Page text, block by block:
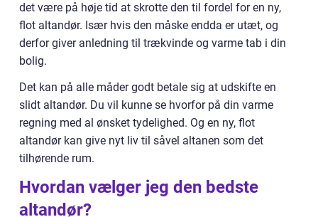
det være på høje tid at skrotte den til fordel for en ny,
flot altandør. Især hvis den måske endda er utæt, og
derfor giver anledning til trækvinde og varme tab i din
bolig.
Det kan på alle måder godt betale sig at udskifte en
slidt altandør. Du vil kunne se hvorfor på din varme
regning med al ønsket tydelighed. Og en ny, flot
altandør kan give nyt liv til såvel altanen som det
tilhørende rum.
Hvordan vælger jeg den bedste
altandør?